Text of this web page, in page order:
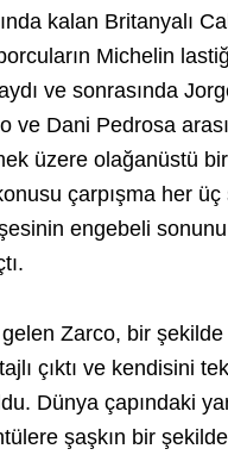
kalan Britanyalı Cal
Michelin
ve sonrasında
ve Dani Pedrosa
üzere olağanüstü
çarpışma her
engebeli
Zarco, bir
çıktı ve kendisini
Dünya çapındaki
şaşkın bir